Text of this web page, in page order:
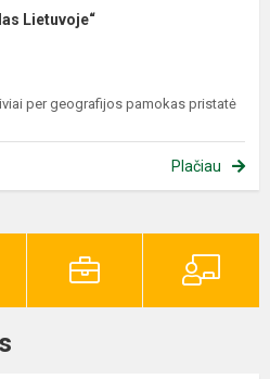
Lietuvoje“
per geografijos pamokas pristatė
Plačiau